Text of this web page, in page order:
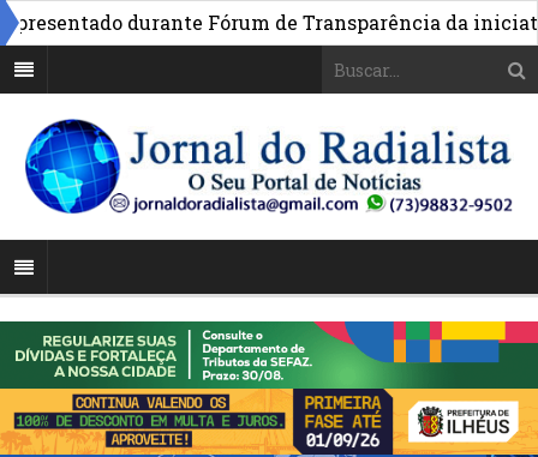
durante Fórum de Transparência da iniciativa